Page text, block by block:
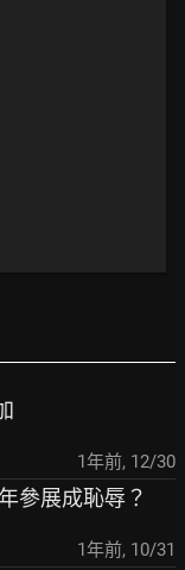
1年前, 12/30
參展成恥辱？
1年前, 10/31